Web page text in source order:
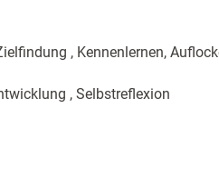
, Kennenlernen,
, Selbstreflexion